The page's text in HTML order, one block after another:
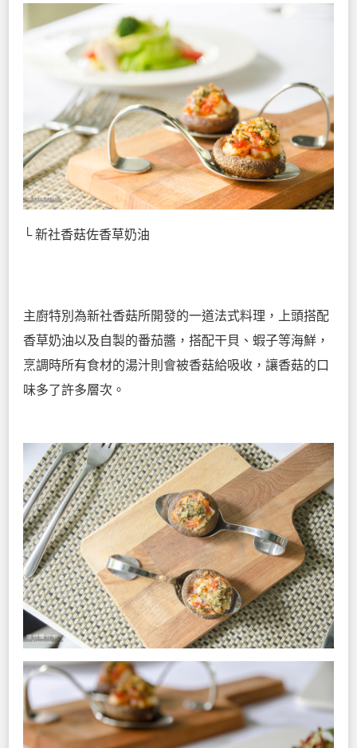
└ 新社香菇佐香草奶油
主廚特別為新社香菇所開發的一道法式料理，上頭搭配
香草奶油以及自製的番茄醬，搭配干貝、蝦子等海鮮，
烹調時所有食材的湯汁則會被香菇給吸收，讓香菇的口
味多了許多層次。